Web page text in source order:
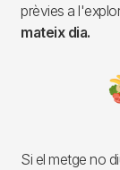
prèvies a
mateix dia.
Si el metge no